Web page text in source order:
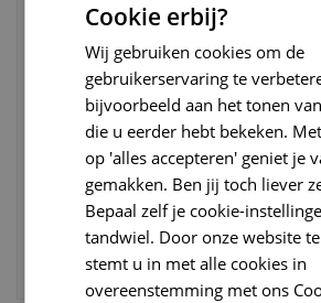
Flexi rollijn classic tape
large 8 meter zwart
36 € 28 ,95
BESTELLEN
Kngf
1,90
Cookie erbij?
Wij gebruiken cookies om de
gebruikerservaring te
bijvoorbeeld aan het tonen
die u eerder hebt bekeken.
op 'alles accepteren' geniet je
gemakken. Ben jij toch liever
Bepaal zelf je cookie-
tandwiel. Door onze website
stemt u in met alle cookies in
overeenstemming met ons